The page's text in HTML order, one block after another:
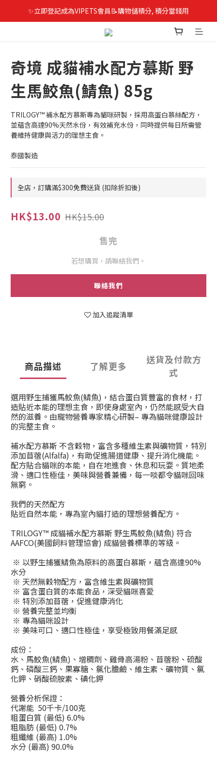
✨立即登記成為VIPETS會員📝購物儲積分, 積分當錢用
奇境 成貓補水配方慕斯 野
生馬鮫魚(鯖魚) 85g
TRILOGY™ 補水配方慕斯專為貓咪研製，採用高蛋白慕絲配方，
並蘊含高達90%天然水份，有效補充水份，同時提供每日所需營
養維持健康與活力的理想主食。
泰國製造
全店，訂購滿$300免費送貨 (扣除折扣後)
HK$13.00 HK$15.00
售完
若想購買，請聯絡我們。
聯絡我們
加入追蹤清單
商品描述 了解更多
送貨及付款方
式
選用野生捕獲馬鮫魚(鯖魚)，結合蛋白質豐富的食材，打
造貼近本能的理想主食，即使身處室內，仍然能感受大自
然的滋養。由寵物營養專家精心研製– 專為貓咪健康設計
的完整主食。
補水配方慕斯 不含穀物， 富含多種維生素與礦物質，特別
添加苜蓿(Alfalfa) ，有助促進腸道健康、提升消化機能。
配方貼合貓咪的本能，自在地進食、休息和玩耍。質地柔
滑、適口性極佳，美味與營養兼備，每一啖都令貓咪回味
無窮。
我們的天然配方
貼近自然本能，專為室內貓打造的理想營養配方。
TRILOGY™ 成貓補水配方慕斯 野生馬鮫魚(鯖魚) 符合
AAFCO(美國飼料管理協會) 成貓營養標準的等級。
※ 以野生捕獲鯖魚為原料的高蛋白慕斯，蘊含高達90%
水分
※ 天然無穀物配方，富含維生素與礦物質
※ 富含蛋白質的本能食品，深受貓咪喜愛
※ 特別添加苜蓿，促進健康消化
※ 營養完整並均衡
※ 專為貓咪設計
※ 美味可口、適口性極佳，享受極致用餐滿足感
成份 ：
水、馬鮫魚(鯖魚)、增稠劑、雞骨高湯粉、苜蓿粉、硫酸
鈣、磷酸三鈣、果寡糖、氯化膽鹼、維生素、礦物質、氯
化鉀、硝酸硫胺素、碘化鉀
營養分析保證：
代謝能 50千卡/100克
粗蛋白質 (最低) 6.0%
粗脂肪 (最低) 0.7%
粗纖維 (最高) 1.0%
水分 (最高) 90.0%